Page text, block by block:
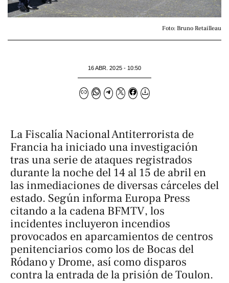
Foto: Bruno Retailleau
16 ABR. 2025 - 10:50
La Fiscalía Nacional Antiterrorista de
Francia ha iniciado una investigación
tras una serie de ataques registrados
durante la noche del 14 al 15 de abril en
las inmediaciones de diversas cárceles del
estado. Según informa Europa Press
citando a la cadena BFMTV, los
incidentes incluyeron incendios
provocados en aparcamientos de centros
penitenciarios como los de Bocas del
Ródano y Drome, así como disparos
contra la entrada de la prisión de Toulon.